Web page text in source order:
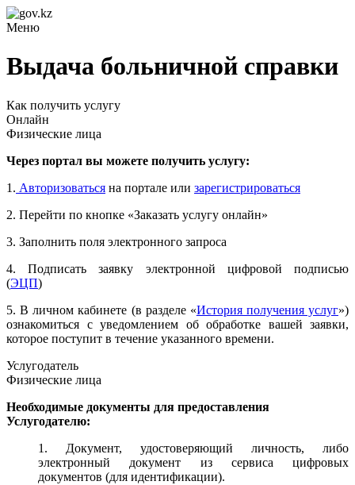
Меню
Выдача больничной справки
Как получить услугу
Онлайн
Физические лица
Через портал вы можете получить услугу:
1. Авторизоваться на портале или зарегистрироваться
2. Перейти по кнопке «Заказать услугу онлайн»
3. Заполнить поля электронного запроса
4. Подписать заявку электронной цифровой подписью
(ЭЦП)
5. В личном кабинете (в разделе «История получения услуг»)
ознакомиться с уведомлением об обработке вашей заявки,
которое поступит в течение указанного времени.
Услугодатель
Физические лица
Необходимые документы для предоставления
Услугодателю:
1. Документ, удостоверяющий личность, либо
электронный документ из сервиса цифровых
документов (для идентификации).